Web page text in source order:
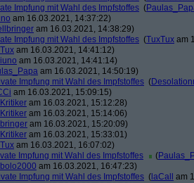
Impfung mit Wahl des Impfstoffes (
am 16.03.2021, 14:37:22)
am 16.03.2021, 14:38:29)
Impfung mit Wahl des Impfstoffes (TuxTux am
am 16.03.2021, 14:41:12)
am 16.03.2021, 14:41:14)
am 16.03.2021, 14:50:19)
Impfung mit Wahl des Impfstoffes (
am 16.03.2021, 15:09:15)
am 16.03.2021, 15:12:28)
am 16.03.2021, 15:14:06)
am 16.03.2021, 15:20:09)
am 16.03.2021, 15:33:01)
am 16.03.2021, 16:07:02)
Impfung mit Wahl des Impfstoffes
(
am 16.03.2021, 16:47:23)
Impfung mit Wahl des Impfstoffes ( laCall
am